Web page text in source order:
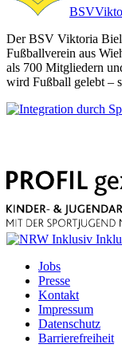
BSV
Der BSV Viktoria
Fußballverein aus
als 700 Mitgliedern
wird Fußball gelebt –
Jobs
Presse
Kontakt
Impressum
Datenschutz
Barrierefreiheit